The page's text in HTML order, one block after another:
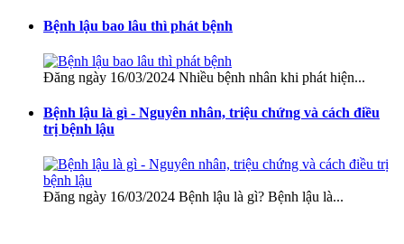
Bệnh lậu bao lâu thì phát bệnh
Đăng ngày 16/03/2024 Nhiều bệnh nhân khi phát hiện...
Bệnh lậu là gì - Nguyên nhân, triệu chứng và cách điều
trị bệnh lậu
Đăng ngày 16/03/2024 Bệnh lậu là gì? Bệnh lậu là...